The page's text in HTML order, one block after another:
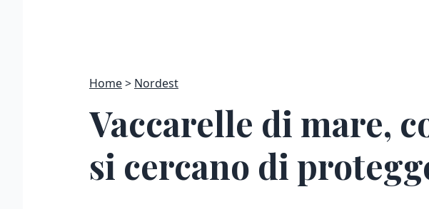
Home Nordest
Vaccarelle di mare,
si cercano di